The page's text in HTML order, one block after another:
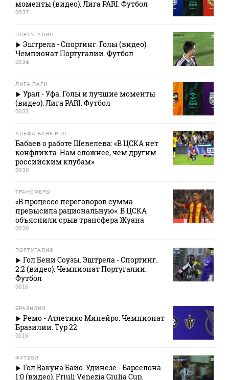
моменты (видео). Лига PARI. Футбол
00:37
ПОРТУГАЛИЯ
Эштрела - Спортинг. Голы (видео).
Чемпионат Португалии. Футбол
00:34
ЛИГА ПАРИ
Урал - Уфа. Голы и лучшие моменты
(видео). Лига PARI. Футбол
00:32
АЛЬФА-БАНК РПЛ
Бабаев о работе Шевелева: «В ЦСКА нет
конфликта. Нам сложнее, чем другим
российским клубам»
00:30
ТРАНСФЕРЫ
«В процессе переговоров сумма
превысила рациональную». В ЦСКА
объяснили срыв трансфера Жуана
00:20
ПОРТУГАЛИЯ
Гол Бени Соузы. Эштрела - Спортинг.
2:2 (видео). Чемпионат Португалии.
Футбол
00:16
БРАЗИЛИЯ
Ремо - Атлетико Минейро. Чемпионат
Бразилии. Тур 22
00:15
ФУТБОЛ
Гол Вакуна Байо. Удинезе - Барселона.
1:0 (видео). Friuli Venezia Giulia Cup.